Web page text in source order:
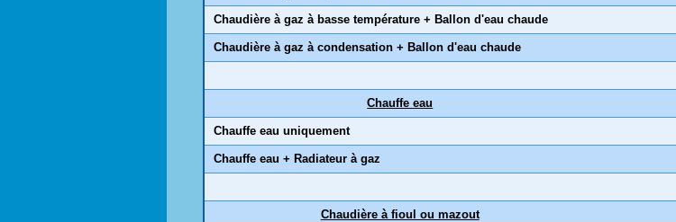
Chaudière à gaz à basse température + Ballon d'eau chaude
Chaudière à gaz à condensation + Ballon d'eau chaude
Chauffe eau
Chauffe eau uniquement
Chauffe eau + Radiateur à gaz
Chaudière à fioul ou mazout